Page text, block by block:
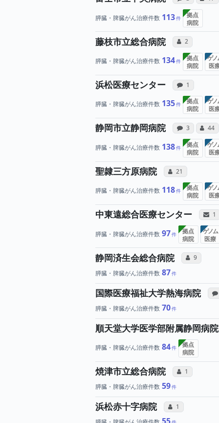
膵臓・脾臓がん治療件数 113
拠点
病院
藤枝市立総合病院 コミュニケー
2 所属医
膵臓・脾臓がん治療件数 134
拠点
病院
ゲノ
医
浜松医療センター 感想投稿（合
1 病院
膵臓・脾臓がん治療件数 135
拠点
病院
ゲノ
医
静岡市立静岡病院 感想投稿（合
3 病院コミ
44
膵臓・脾臓がん治療件数 138
拠点
病院
ゲノ
医
聖隷三方原病院 コミュニケーシ
21 所属医
膵臓・脾臓がん治療件数 118
拠点
病院
ゲノ
医
中東遠総合医療センター サ1
膵臓・脾臓がん治療件数 97
拠点
病院
ゲノム
医療
静岡済生会総合病院 コミュニ
9 所属
膵臓・脾臓がん治療件数 87
国際医療福祉大学熱海病院
膵臓・脾臓がん治療件数 70
順天堂大学医学部附属静岡病院
膵臓・脾臓がん治療件数 84
拠点
病院
焼津市立総合病院 コミュニケー
1 所属医
膵臓・脾臓がん治療件数 59
浜松赤十字病院 コミュニケーシ
1 所属医師